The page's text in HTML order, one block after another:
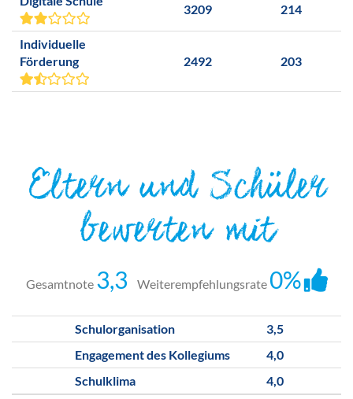
3209 214
Individuelle
Förderung
2492 203
Eltern und Schüler
bewerten mit
Gesamtnote 3,3 Weiterempfehlungsrate 0%
Schulorganisation
3,5
Engagement des Kollegiums
4,0
Schulklima
4,0